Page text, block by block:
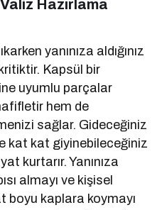
Hazırlama
yanınıza aldığınız
Kapsül bir
uyumlu parçalar
hem de
sağlar. Gideceğiniz
kat kat giyinebileceğiniz
kurtarır. Yanınıza
almayı ve kişisel
boyu kaplara koymayı